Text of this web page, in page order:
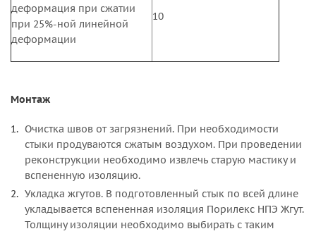
деформация при сжатии
при 25%-ной линейной
деформации
10
Монтаж
Очистка швов от загрязнений. При необходимости
стыки продуваются сжатым воздухом. При проведении
реконструкции необходимо извлечь старую мастику и
вспененную изоляцию.
Укладка жгутов. В подготовленный стык по всей длине
укладывается вспененная изоляция Порилекс НПЭ Жгут.
Толщину изоляции необходимо выбирать с таким